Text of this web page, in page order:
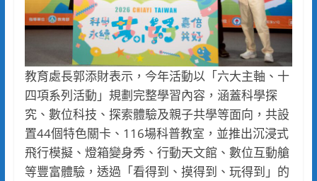
教育處長郭添財表示，今年活動以「六大主軸、十
四項系列活動」規劃完整學習內容，涵蓋科學探
究、數位科技、探索體驗及親子共學等面向，共設
置44個特色關卡、116場科普教室，並推出沉浸式
飛行模擬、燈箱變身秀、行動天文館、數位互動艙
等豐富體驗，透過「看得到、摸得到、玩得到」的